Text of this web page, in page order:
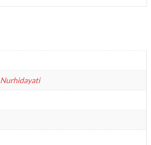
Nurhidayati